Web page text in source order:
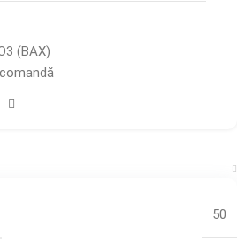
(BAX)
50